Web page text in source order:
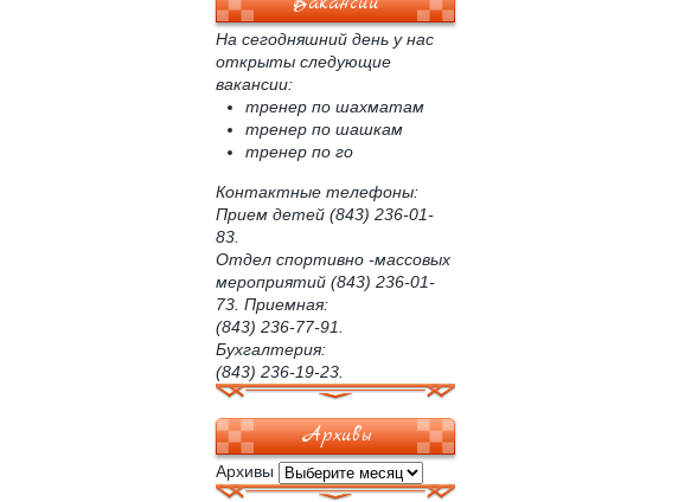
На сегодняшний день у нас
открыты следующие
вакансии:
тренер по шахматам
тренер по шашкам
тренер по го
Контактные телефоны:
Прием детей (843) 236-01-
83.
Отдел спортивно -массовых
мероприятий (843) 236-01-
73. Приемная:
(843) 236-77-91.
Бухгалтерия:
(843) 236-19-23.
Архивы
Архивы